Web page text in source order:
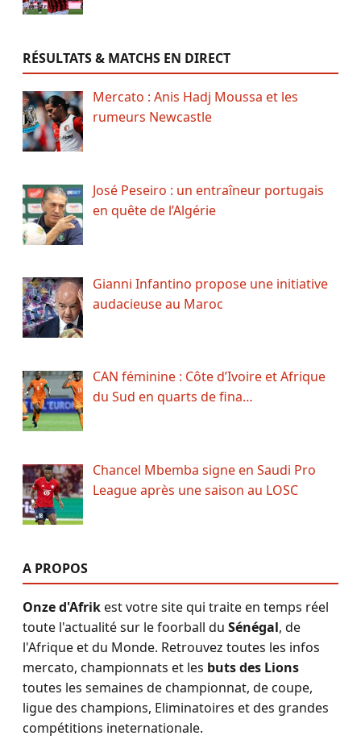
RÉSULTATS & MATCHS EN DIRECT
Mercato : Anis Hadj Moussa et les
rumeurs Newcastle
José Peseiro : un entraîneur portugais
en quête de l’Algérie
Gianni Infantino propose une initiative
audacieuse au Maroc
CAN féminine : Côte d’Ivoire et Afrique
du Sud en quarts de fina…
Chancel Mbemba signe en Saudi Pro
League après une saison au LOSC
A PROPOS
Onze d'Afrikest votre site qui traite en temps réel
toute l'actualité sur le foorball du Sénégal, de
l'Afrique et du Monde. Retrouvez toutes les infos
mercato, championnats et les buts des Lions
toutes les semaines de championnat, de coupe,
ligue des champions, Eliminatoires et des grandes
compétitions ineternationale.